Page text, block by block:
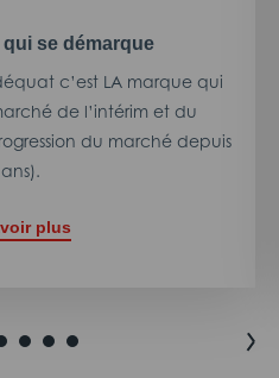
qui se démarque
c’est LA marque qui
de l’intérim et du
du marché depuis
plus